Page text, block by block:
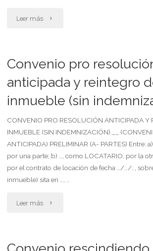
Leer más "Convenio
resolución
anticipada
de
contrato
locativo,
sin
indemnización"
Convenio pro
anticipada y reintegro
inmueble (sin
CONVENIO PRO RESOLUCIÓN ANTICIPADA Y
INMUEBLE (SIN INDEMNIZACIÓN).__
ANTICIPADA) PRELIMINAR (A- PARTES) Entre:
por una parte; b) …, como LOCATARIO, por la
por el contrato de locación de fecha …/…/..,
inmueble) sita en …, …
Leer más "Convenio